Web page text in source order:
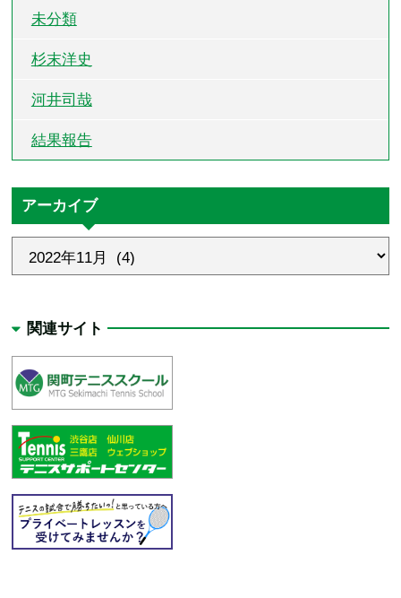
未分類
杉末洋史
河井司哉
結果報告
アーカイブ
関連サイト